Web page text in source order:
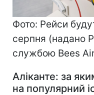
Фото: Рейси
серпня (надано
службою Bees
Аліканте: за
на популярний